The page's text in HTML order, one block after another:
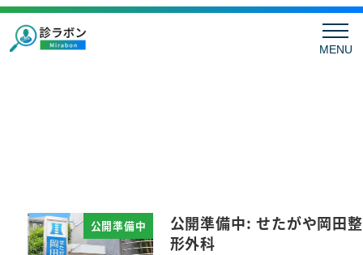
MENU
公開準備中
公開準備中: せたがや岡田整
形外科